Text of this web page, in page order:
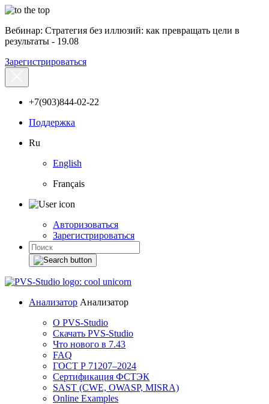
Вебинар: Стратегия без иллюзий: как превращать цели в
результаты - 19.08
Зарегистрироваться
+7(903)844-02-22
Поддержка
Ru
English
Français
Авторизоваться
Зарегистрироваться
Анализатор Анализатор
О PVS-Studio
Скачать PVS-Studio
Что нового в 7.43
FAQ
ГОСТ Р 71207–2024
Сертификация ФСТЭК
SAST (CWE, OWASP, MISRA)
Online Examples